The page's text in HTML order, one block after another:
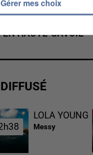
EN HAUTE-SAVOIE
LOLA YOUNG
Messy
Gérer mes choix